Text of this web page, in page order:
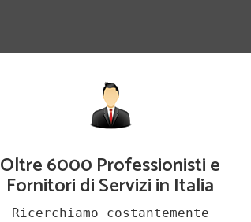
Oltre 6000 Professionisti e
Fornitori di Servizi in Italia
Ricerchiamo costantemente